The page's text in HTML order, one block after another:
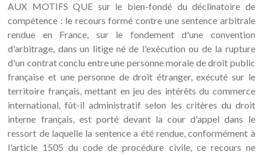
AUX MOTIFS QUE sur le bien-fondé du déclinatoire de
compétence : le recours formé contre une sentence arbitrale
rendue en France, sur le fondement d'une convention
d'arbitrage, dans un litige né de l'exécution ou de la rupture
d'un contrat conclu entre une personne morale de droit public
française et une personne de droit étranger, exécuté sur le
territoire français, mettant en jeu des intérêts du commerce
international, fût-il administratif selon les critères du droit
interne français, est porté devant la cour d'appel dans le
ressort de laquelle la sentence a été rendue, conformément à
l'article 1505 du code de procédure civile, ce recours ne